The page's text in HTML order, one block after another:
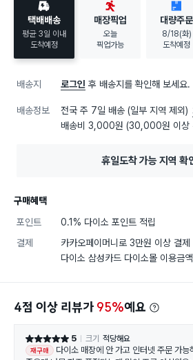
택배배송
평균 3일 이내
도착예정
매장픽업
오늘
픽업가능
대량주문
8/18(화)
도착예정
배송지 로그인 후 배송지를 확인해 보세요.
배송정보 전국 주 7일 배송 (일부 지역 제외)
배송비 3,000원 (30,000원 이상
휴일도착 가능 지역 확
구매혜택
포인트
0.1% 다이소 포인트 적립
결제
카카오페이머니로 3만원 이상 결
다이소 삼성카드 다이소몰 이용금
4점 이상 리뷰가 95%예요
별점 5점 5 크기 적당해요
재구매
다이소 매장에 안 가고 인터넷 주문 가능